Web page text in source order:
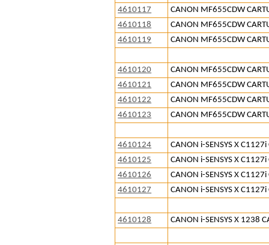
4610117
CANON MF655CDW
4610118
CANON MF655CDW
4610119
CANON MF655CDW
4610120
CANON MF655CDW
4610121
CANON MF655CDW
4610122
CANON MF655CDW
4610123
CANON MF655CDW
4610124
CANON i-SENSYS X C1127i
4610125
CANON i-SENSYS X
4610126
CANON i-SENSYS X
4610127
CANON i-SENSYS X C1127i
4610128 CANON i-SENSYS X 1238